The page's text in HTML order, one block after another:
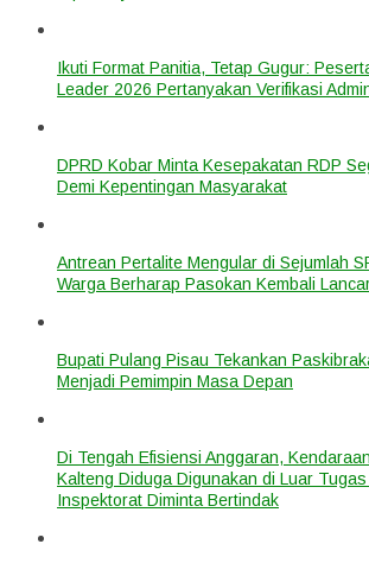
Ikuti Format Panitia, Tetap Gugur:
Leader 2026 Pertanyakan Verifikasi
DPRD Kobar Minta Kesepakatan RDP
Demi Kepentingan Masyarakat
Antrean Pertalite Mengular di Sejumlah
Warga Berharap Pasokan Kembali
Bupati Pulang Pisau Tekankan
Menjadi Pemimpin Masa Depan
Di Tengah Efisiensi Anggaran,
Kalteng Diduga Digunakan di Luar
Inspektorat Diminta Bertindak